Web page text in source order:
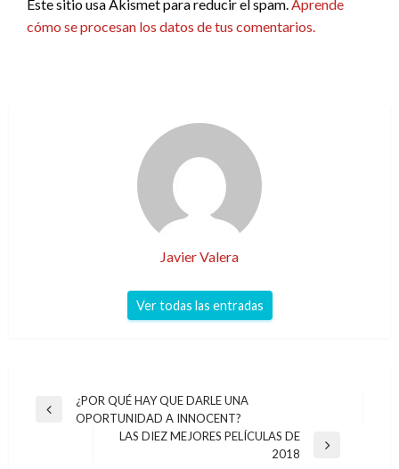
Este sitio usa Akismet para reducir el spam.Aprende
cómo se procesan los datos de tus comentarios.
Javier Valera
Ver todas las entradas
Navegación
Entrada
¿POR QUÉ HAY QUE DARLE UNA
OPORTUNIDAD A INNOCENT?
LAS DIEZ MEJORES PELÍCULAS DE
2018